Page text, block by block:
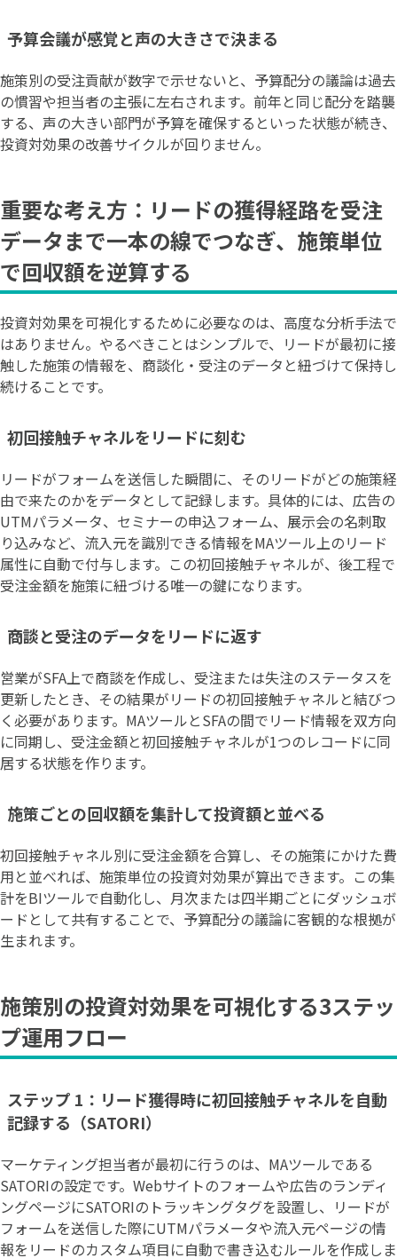
予算会議が感覚と声の大きさで決まる
施策別の受注貢献が数字で示せないと、予算配分の議論は過去
の慣習や担当者の主張に左右されます。前年と同じ配分を踏襲
する、声の大きい部門が予算を確保するといった状態が続き、
投資対効果の改善サイクルが回りません。
重要な考え方：リードの獲得経路を受注
データまで一本の線でつなぎ、施策単位
で回収額を逆算する
投資対効果を可視化するために必要なのは、高度な分析手法で
はありません。やるべきことはシンプルで、リードが最初に接
触した施策の情報を、商談化・受注のデータと紐づけて保持し
続けることです。
初回接触チャネルをリードに刻む
リードがフォームを送信した瞬間に、そのリードがどの施策経
由で来たのかをデータとして記録します。具体的には、広告の
UTMパラメータ、セミナーの申込フォーム、展示会の名刺取
り込みなど、流入元を識別できる情報をMAツール上のリード
属性に自動で付与します。この初回接触チャネルが、後工程で
受注金額を施策に紐づける唯一の鍵になります。
商談と受注のデータをリードに返す
営業がSFA上で商談を作成し、受注または失注のステータスを
更新したとき、その結果がリードの初回接触チャネルと結びつ
く必要があります。MAツールとSFAの間でリード情報を双方向
に同期し、受注金額と初回接触チャネルが1つのレコードに同
居する状態を作ります。
施策ごとの回収額を集計して投資額と並べる
初回接触チャネル別に受注金額を合算し、その施策にかけた費
用と並べれば、施策単位の投資対効果が算出できます。この集
計をBIツールで自動化し、月次または四半期ごとにダッシュボ
ードとして共有することで、予算配分の議論に客観的な根拠が
生まれます。
施策別の投資対効果を可視化する3ステッ
プ運用フロー
ステップ 1：リード獲得時に初回接触チャネルを自動
記録する（SATORI）
マーケティング担当者が最初に行うのは、MAツールである
SATORIの設定です。Webサイトのフォームや広告のランディ
ングページにSATORIのトラッキングタグを設置し、リードが
フォームを送信した際にUTMパラメータや流入元ページの情
報をリードのカスタム項目に自動で書き込むルールを作成しま